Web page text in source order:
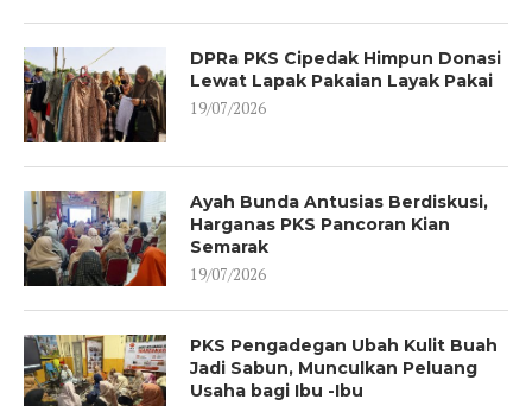
DPRa PKS Cipedak Himpun Donasi
Lewat Lapak Pakaian Layak Pakai
19/07/2026
Ayah Bunda Antusias Berdiskusi,
Harganas PKS Pancoran Kian
Semarak
19/07/2026
PKS Pengadegan Ubah Kulit Buah
Jadi Sabun, Munculkan Peluang
Usaha bagi Ibu -Ibu